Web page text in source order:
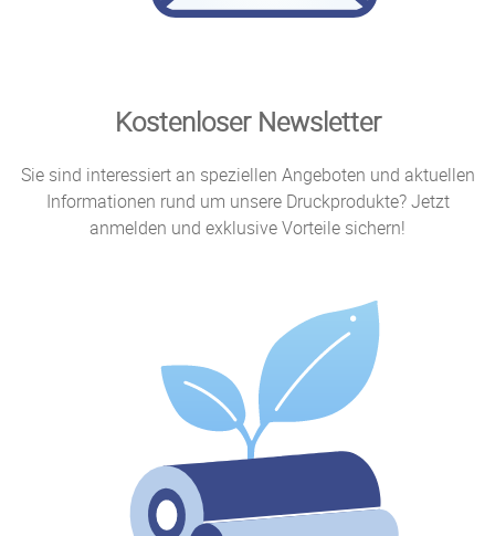
Kostenloser Newsletter
Sie sind interessiert an speziellen Angeboten und aktuellen
Informationen rund um unsere Druckprodukte? Jetzt
anmelden und exklusive Vorteile sichern!